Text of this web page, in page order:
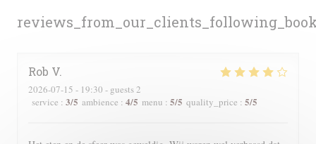
Rob V
2026-07-15 - 19:30 - guests 2
service : 3/5 ambience : 4/5 menu : 5/5 quality_price : 5/5